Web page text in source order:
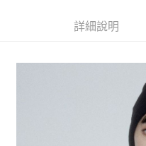
3.實際核准額度、可分期數及費
4.訂單成立30分鐘內，如未前往
1.分期款項不併入電信帳單，「
2.透過簡訊連結打開帳單後，可
帳／街口支付／iPASS MONEY」
３．安心：先確認商品／服務後
【「AFTEE先享後付」結帳流程】
１．於結帳方式選擇「AFTEE先
結帳頁面，進行簡訊認證並確認
２．訂單成立數日內，您將收到
３．收到繳費通知簡訊後14天內
每筆NT$80，滿NT$1,500(含
每筆NT$80，滿NT$1,500(含以
詳細說明